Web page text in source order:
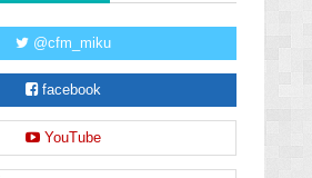
@cfm_miku
facebook
YouTube